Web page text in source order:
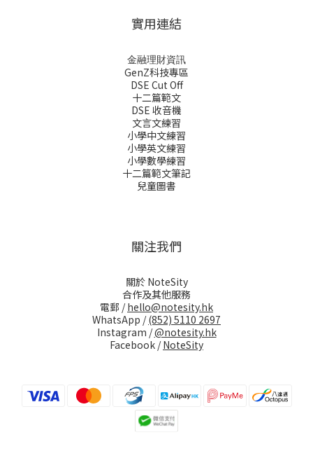
實用連結
金融理財資訊
GenZ科技專區
DSE Cut Off
十二篇範文
DSE 收音機
文言文練習
小學中文練習
小學英文練習
小學數學練習
十二篇範文筆記
兒童圖書
關注我們
關於 NoteSity
合作及其他服務
電郵 /hello@notesity.hk
WhatsApp /(852) 5110 2697
Instagram /@notesity.hk
Facebook /NoteSity